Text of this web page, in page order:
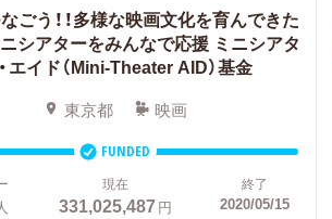
ごう！！多様な映画文化を育んできた
シアターをみんなで応援 ミニシアタ
エイド（Mini-Theater AID）基金
東京都 映画
FUNDED
現在
331,025,487円
終了
2020/05/15